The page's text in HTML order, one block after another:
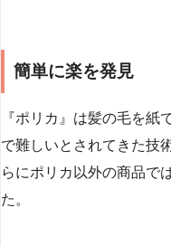
簡単に楽を発見
『ポリカ』は髪の毛を紙
で難しいとされてきた技
らにポリカ以外の商品で
た。